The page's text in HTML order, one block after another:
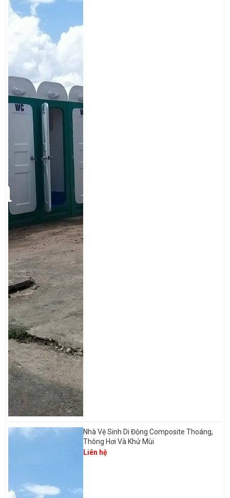
Nhà Vệ Sinh Di Động Composite Thoáng,
Thông Hơi Và Khử Mùi
Liên hệ